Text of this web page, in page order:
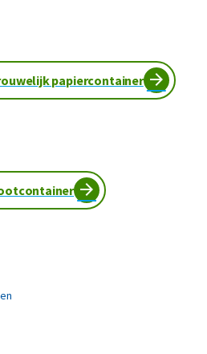
papiercontainer